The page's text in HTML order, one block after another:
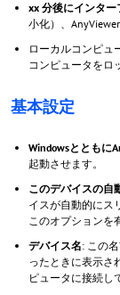
xx 分後にインタ
小化）、
ローカルコンピュ
コンピュータをロ
基本設定
Windowsとともに
起動させます。
このデバイスの自
イスが自動的にス
このオプションを
デバイス名: この
ったときに表示さ
ピュータに接続し